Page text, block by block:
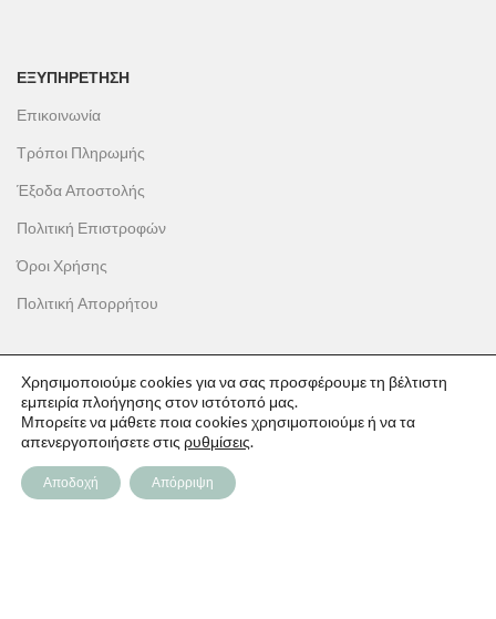
ΕΞΥΠΗΡΕΤΗΣΗ
Επικοινωνία
Τρόποι Πληρωμής
Έξοδα Αποστολής
Πολιτική Επιστροφών
Όροι Χρήσης
Πολιτική Απορρήτου
ΟΙ ΑΓΟΡΕΣ ΣΟΥ
Ο λογαριασμός μου
Το καλάθι σου
Χρησιμοποιούμε cookies για να σας προσφέρουμε τη βέλτιστη
εμπειρία πλοήγησης στον ιστότοπό μας.
Μπορείτε να μάθετε ποια cookies χρησιμοποιούμε ή να τα
απενεργοποιήσετε στις ρυθμίσεις.
Αποδοχή Απόρριψη